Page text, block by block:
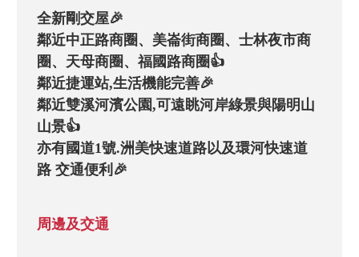
全新剛交屋🎉
鄰近中正路商圈、美崙街商圈、士林夜市商
圈、天母商圈、福國路商圈👍
鄰近捷運站,生活機能完善🎉
鄰近雙溪河濱公園,可遠眺河岸綠景與陽明山
山景👍
亦有國道1號.洲美快速道路以及環河快速道
周邊及交通